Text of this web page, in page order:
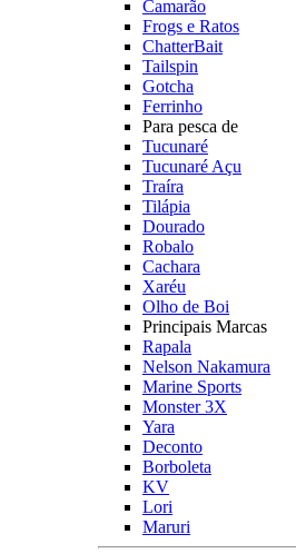
Camarão
Frogs e Ratos
ChatterBait
Tailspin
Gotcha
Ferrinho
Para pesca de
Tucunaré
Tucunaré Açu
Traíra
Tilápia
Dourado
Robalo
Cachara
Xaréu
Olho de Boi
Principais Marcas
Rapala
Nelson Nakamura
Marine Sports
Monster 3X
Yara
Deconto
Borboleta
KV
Lori
Maruri